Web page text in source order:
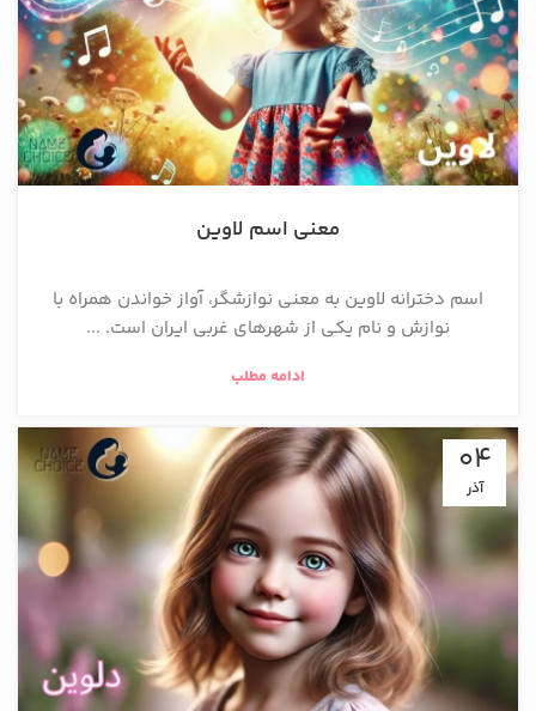
معنی اسم لاوین
اسم دخترانه لاوین به معنی نوازشگر، آواز خواندن همراه با
نوازش و نام یکی از شهرهای غربی ایران است. ...
ادامه مطلب
04
آذر